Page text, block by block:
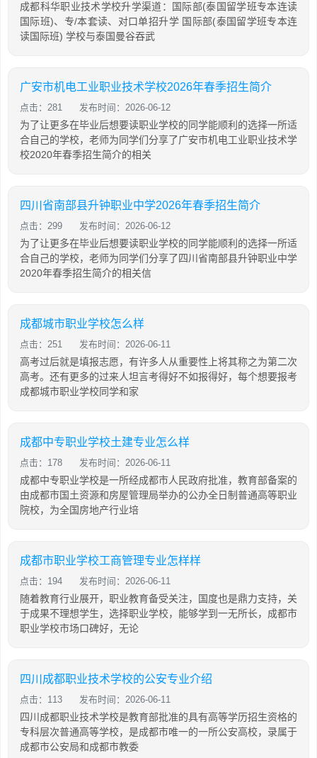
成都科华职业技术学校升学渠道：国际部(泰国留学班专本连读
国际班)、专/本套读、对口单招升学 国际部(泰国留学班专本连
读国际班) 学校与泰国曼谷吞武
广安市机电工业职业技术学校2026年春季招生简介
点击：281 发布时间：2026-06-12
为了让更多在毕业后想要读职业学校的同学能顺利的选择一所适
合自己的学校，老师为同学们分享了广安市机电工业职业技术学
校2020年春季招生简介的相关
四川省南部县升钟职业中学2026年春季招生简介
点击：299 发布时间：2026-06-12
为了让更多在毕业后想要读职业学校的同学能顺利的选择一所适
合自己的学校，老师为同学们分享了四川省南部县升钟职业中学
2020年春季招生简介的相关信
成都城市职业学校怎么样
点击：251 发布时间：2026-06-11
高考过后就是填报志愿，有许多人从重要性上将其称之为第二次
高考。还有更多的过来人坦言考得好不如报得好，每个想要报考
成都城市职业学校同学和家
成都中专职业学校土建专业怎么样
点击：178 发布时间：2026-06-11
成都中专职业学校是一所经成都市人民政府批准，教育部备案的
由成都市国土资源和房屋管理局举办的公办全日制普通高等职业
院校，为全国房地产行业培
成都市职业学校工商管理专业怎样样
点击：194 发布时间：2026-06-11
随着教育行业展开，职业教育备受关注，国度也是鼎力支持，关
于成果不理想学生，选择职业学校，能够学到一无所长，成都市
职业学校市场口碑好，无论
四川成都职业技术学校的公安专业介绍
点击：113 发布时间：2026-06-11
四川成都职业技术学校是教育部批准的具有高等学历招生资格的
专科层次普通高等学校，是成都市唯一的一所公安高校，录属于
成都市公安局和成都市教委